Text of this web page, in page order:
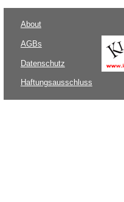
About
AGBs
Datenschutz
Haftungsausschluss